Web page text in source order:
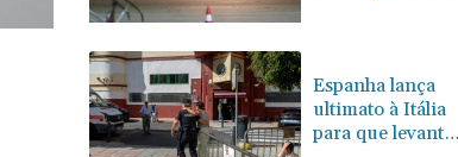
Espanha lança
ultimato à Itália
para que levante